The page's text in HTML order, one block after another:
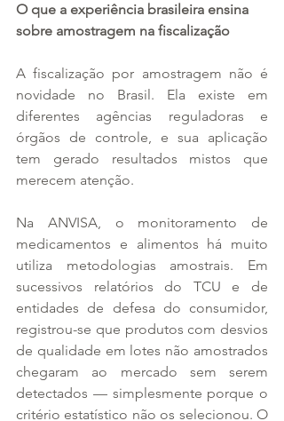
O que a experiência brasileira ensina
sobre amostragem na fiscalização
A fiscalização por amostragem não é
novidade no Brasil. Ela existe em
diferentes agências reguladoras e
órgãos de controle, e sua aplicação
tem gerado resultados mistos que
merecem atenção.
Na ANVISA, o monitoramento de
medicamentos e alimentos há muito
utiliza metodologias amostrais. Em
sucessivos relatórios do TCU e de
entidades de defesa do consumidor,
registrou-se que produtos com desvios
de qualidade em lotes não amostrados
chegaram ao mercado sem serem
detectados — simplesmente porque o
critério estatístico não os selecionou. O